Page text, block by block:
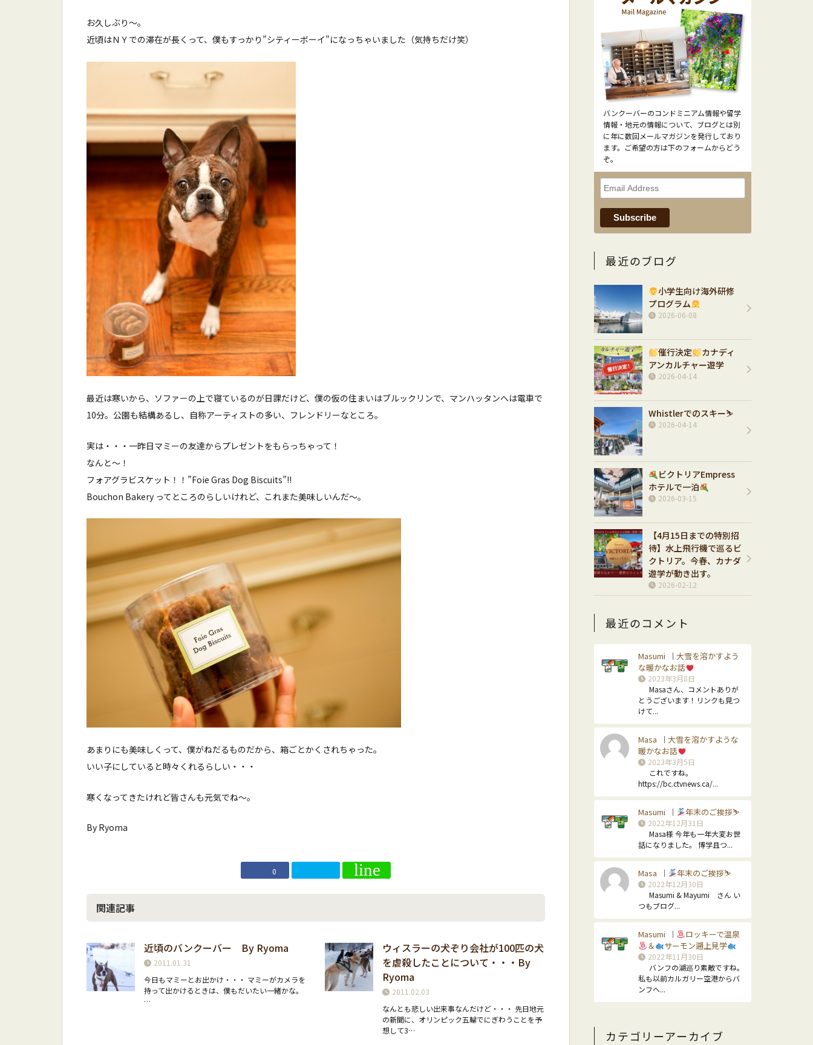
お久しぶり〜。
近頃はＮＹでの滞在が長くって、僕もすっかり”シティーボーイ”になっちゃいました（気持ちだけ笑）
最近は寒いから、ソファーの上で寝ているのが日課だけど、僕の仮の住まいはブルックリンで、マンハッタンへは電車で
10分。公園も結構あるし、自称アーティストの多い、フレンドリーなところ。
実は・・・一昨日マミーの友達からプレゼントをもらっちゃって！
なんと〜！
フォアグラビスケット！！”Foie Gras Dog Biscuits”!!
Bouchon Bakery ってところのらしいけれど、これまた美味しいんだ〜。
あまりにも美味しくって、僕がねだるものだから、箱ごとかくされちゃった。
いい子にしていると時々くれるらしい・・・
寒くなってきたけれど皆さんも元気でね〜。
By Ryoma
0
関連記事
近頃のバンクーバー By Ryoma
2011.01.31
今日もマミーとお出かけ・・・ マミーがカメラを
持って出かけるときは、僕もだいたい一緒かな。
…
ウィスラーの犬ぞり会社が100匹の犬
を虐殺したことについて・・・By
Ryoma
2011.02.03
なんとも悲しい出来事なんだけど・・・ 先日地元
の新聞に、オリンピック五輪でにぎわうことを予
想して3…
バンクーバーのコンドミニアム情報や留学
情報・地元の情報について、ブログとは別
に年に数回メールマガジンを発行しており
ます。ご希望の方は下のフォームからどう
ぞ。
最近のブログ
小学生向け海外研修
プログラム
2026-06-08
催行決定
カナディ
アンカルチャー遊学
2026-04-14
Whistlerでのスキー⛷️
2026-04-14
ビクトリアEmpress
ホテルで一泊
2026-03-15
【4月15日までの特別招
待】水上飛行機で巡るビ
クトリア。今春、カナダ
遊学が動き出す。
2026-02-12
最近のコメント
Masumi ｜ 大雪を溶かすよう
な暖かなお話
2023年3月8日
Masaさん、コメントありが
とうございます！リンクも見つ
けて...
Masa ｜ 大雪を溶かすような
暖かなお話
2023年3月5日
これですね。
https://bc.ctvnews.ca/...
Masumi ｜ 年末のご挨拶⛷
2022年12月31日
Masa様 今年も一年大変お世
話になりました。 博学且つ...
Masa ｜ 年末のご挨拶⛷
2022年12月30日
Masumi & Mayumi さん い
つもブログ...
Masumi ｜
ロッキーで温泉
＆
サーモン遡上見学
2022年11月30日
バンフの湖巡り素敵ですね。
私も以前カルガリー空港からバ
ンフへ...
カテゴリーアーカイブ